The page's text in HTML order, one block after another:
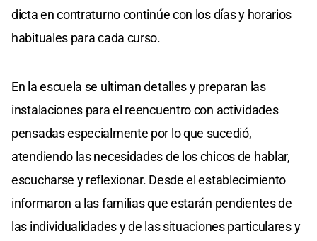
dicta en contraturno continúe con los días y horarios
habituales para cada curso.
En la escuela se ultiman detalles y preparan las
instalaciones para el reencuentro con actividades
pensadas especialmente por lo que sucedió,
atendiendo las necesidades de los chicos de hablar,
escucharse y reflexionar. Desde el establecimiento
informaron a las familias que estarán pendientes de
las individualidades y de las situaciones particulares y